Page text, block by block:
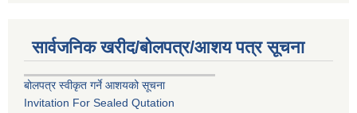
सार्वजनिक खरीद/बोलपत्र/आशय पत्र सूचना
बोलपत्र स्वीकृत गर्ने आशयको सूचना
Invitation For Sealed Qutation